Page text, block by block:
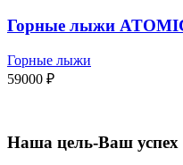
Горные лыжи
Горные лыжи
59000 ₽
Наша цель-Ваш успех